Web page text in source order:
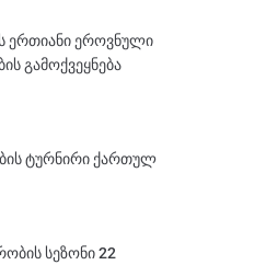
ერთიანი ეროვნული
გამოქვეყნება
ტურნირი ქართულ
სეზონი 22